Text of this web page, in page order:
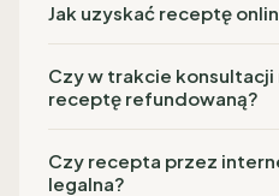
Jak uzyskać receptę
Czy w trakcie
receptę refundowaną?
Czy recepta przez
legalna?